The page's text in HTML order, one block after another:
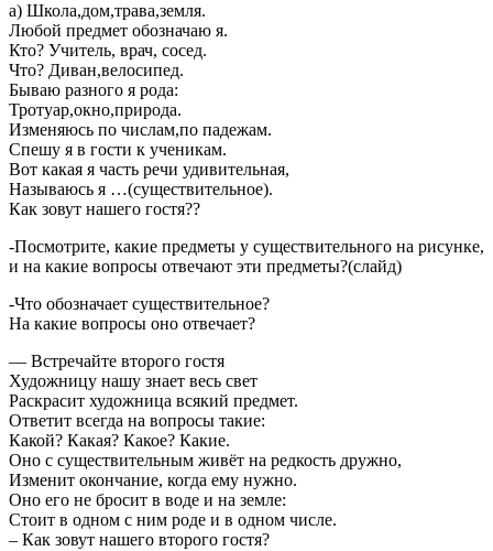
а) Школа,дом,трава,земля.
Любой предмет обозначаю я.
Кто? Учитель, врач, сосед.
Что? Диван,велосипед.
Бываю разного я рода:
Тротуар,окно,природа.
Изменяюсь по числам,по падежам.
Спешу я в гости к ученикам.
Вот какая я часть речи удивительная,
Называюсь я …(существительное).
Как зовут нашего гостя??
-Посмотрите, какие предметы у существительного на рисунке,
и на какие вопросы отвечают эти предметы?(слайд)
-Что обозначает существительное?
На какие вопросы оно отвечает?
— Встречайте второго гостя
Художницу нашу знает весь свет
Раскрасит художница всякий предмет.
Ответит всегда на вопросы такие:
Какой? Какая? Какое? Какие.
Оно с существительным живёт на редкость дружно,
Изменит окончание, когда ему нужно.
Оно его не бросит в воде и на земле:
Стоит в одном с ним роде и в одном числе.
– Как зовут нашего второго гостя?